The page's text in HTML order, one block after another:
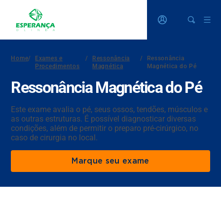
Home/
Exames e
Procedimentos
/
Ressonância
Magnética
/
Ressonância
Magnética do Pé
Ressonância Magnética do Pé
Este exame avalia o pé, seus ossos, tendões, músculos e
as outras estruturas. É possível diagnosticar diversas
condições, além de permitir o preparo pré-cirúrgico, no
caso de cirurgia no local.
Marque seu exame